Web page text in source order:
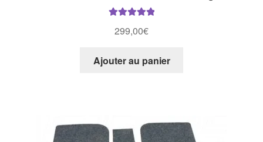
5
299,00€
Ajouter au panier